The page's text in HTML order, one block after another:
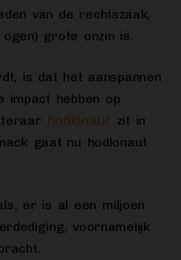
van de rechtszaak,
grote onzin is.
is dat het aanspannen
impact hebben op
hodlonaut zit in
gaat nu hodlonaut
er is al een miljoen
voornamelijk